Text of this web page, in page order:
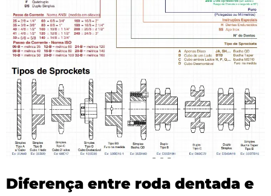
Diferença entre roda dentada e